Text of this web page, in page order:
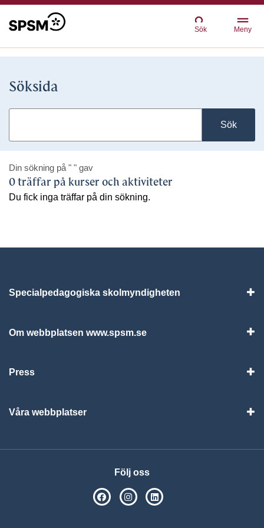
Sök Meny
Söksida
Sök
Din sökning på " " gav
0 träffar på kurser och aktiviteter
Du fick inga träffar på din sökning.
Specialpedagogiska skolmyndigheten
Om webbplatsen www.spsm.se
Press
Våra webbplatser
Följ oss
SPSM på Facebook
SPSM på Instagram